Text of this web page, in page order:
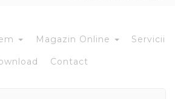
Magazin Online Servicii
Contact